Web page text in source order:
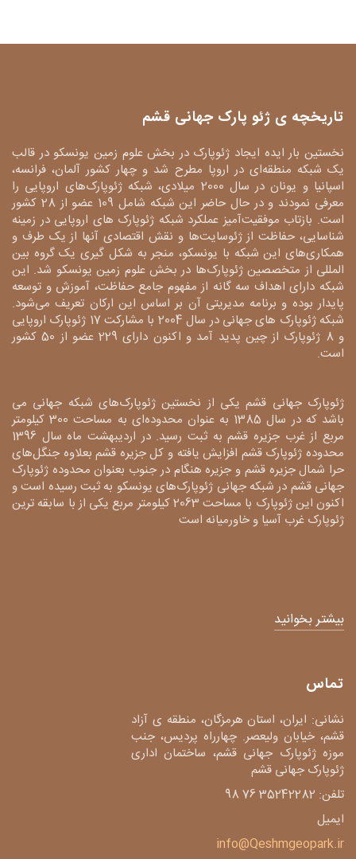
تاریخچه ی ژئو پارک جهانی قشم
نخستین بار ایده ایجاد ژئوپارک در بخش علوم زمین یونسکو در قالب
یک شبکه منطقه‌ای در اروپا مطرح شد و چهار کشور آلمان، فرانسه،
اسپانیا و یونان در سال 2000 میلادی، شبکه ژئوپارک‌های اروپایی را
معرفی نمودند و در حال حاضر این شبکه شامل 109 عضو از 28 کشور
است. بازتاب موفقیت‌آمیز عملکرد شبکه ژئوپارک های اروپایی در زمینه
شناسایی، حفاظت از ژئوسایت‌ها و نقش اقتصادی آنها از یک طرف و
همکاری‌های این شبکه با یونسکو، منجر به شکل گیری یک گروه بین
المللی از متخصصین ژئوپارک‌ها در بخش علوم زمین یونسکو شد. این
شبکه دارای اهداف سه گانه از مفهوم جامع حفاظت، آموزش و توسعه
پایدار بوده و برنامه مدیریتی آن بر اساس این ارکان تعریف می‌شود.
شبکه ژئوپارک های جهانی در سال 2004 با مشارکت 17 ژئوپارک اروپایی
و 8 ژئوپارک از چین پدید آمد و اکنون دارای 229 عضو از 50 کشور
است.
ژئوپارک جهانی قشم یکی از نخستین ژئوپارک‌های شبکه جهانی می
باشد که در سال 1385 به عنوان محدوده‌ای به مساحت 300 کیلومتر
مربع از غرب جزیره قشم به ثبت رسید. در اردیبهشت ماه سال 1396
محدوده ژئوپارک قشم افزایش یافته و کل جزیره قشم بعلاوه جنگل‌های
حرا شمال جزیره قشم و جزیره هنگام در جنوب بعنوان محدوده ژئوپارک
جهانی قشم در شبکه جهانی ژئوپارک‌های یونسکو به ثبت رسیده است و
اکنون این ژئوپارک با مساحت 2063 کیلومتر مربع یکی از با سابقه ترین
ژئوپارک غرب آسیا و خاورمیانه است
بیشتر بخوانید
تماس
نشانی: ایران، استان هرمزگان، منطقه ی آزاد
قشم، خیابان ولیعصر. چهارراه پردیس، جنب
موزه ژئوپارک جهانی قشم، ساختمان اداری
ژئوپارک جهانی قشم
تلفن: 35242282 76 98
ایمیل
info@Qeshmgeopark.ir